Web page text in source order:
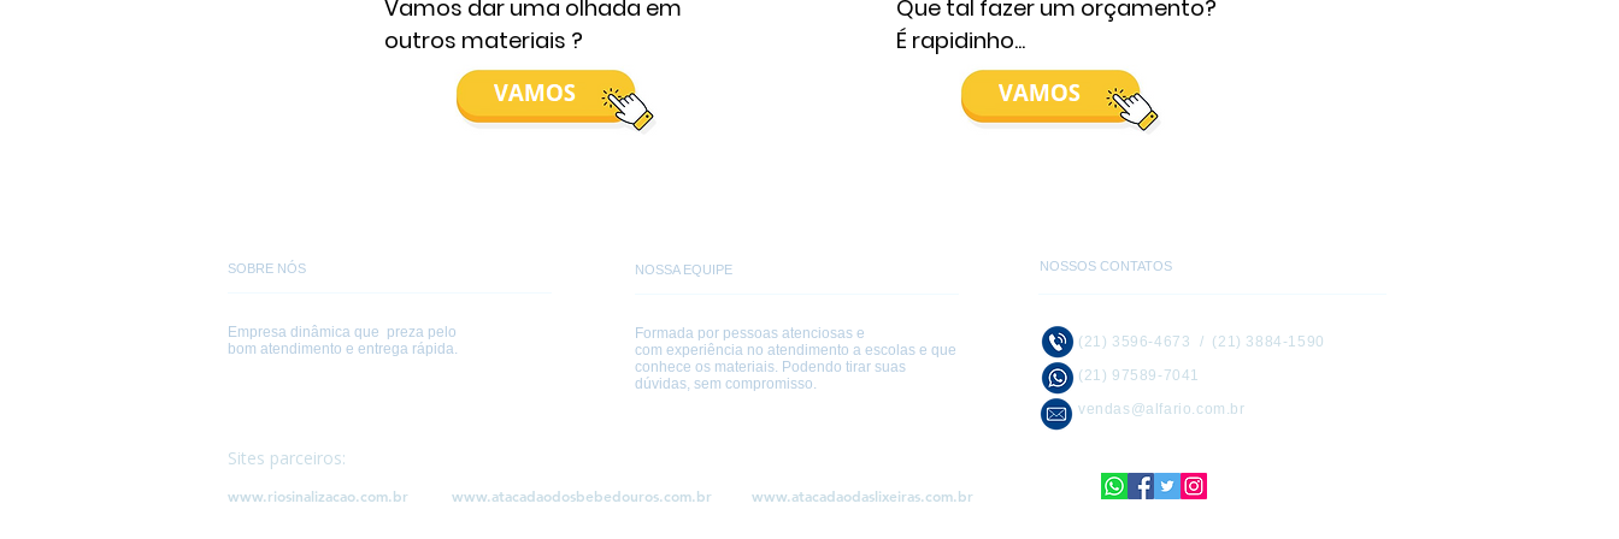
Vamos dar uma olhada em
outros materiais ?
Que tal fazer um orçamento?
É rapidinho...
SOBRE NÓS
Empresa dinâmica que preza pelo
bom atendimento e entrega rápida.
NOSSA EQUIPE
Formada por pessoas atenciosas e
com experiência no atendimento a escolas e que
conhece os materiais. Podendo tirar suas
dúvidas, sem compromisso.
Sites parceiros:
www.riosinalizacao.com.br www.atacadaodosbebedouros.com.br www.atacadaodaslixeiras.com.br
NOSSOS CONTATOS
(21) 3596-4673 / (21) 3884-1590
(21) 97589-7041
vendas@alfario.com.br